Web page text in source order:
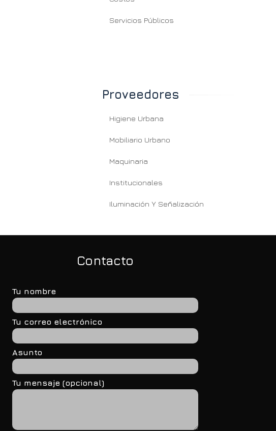
Servicios Públicos
Proveedores
Higiene Urbana
Mobiliario Urbano
Maquinaria
Institucionales
Iluminación Y Señalización
Contacto
Tu nombre
Tu correo electrónico
Asunto
Tu mensaje (opcional)